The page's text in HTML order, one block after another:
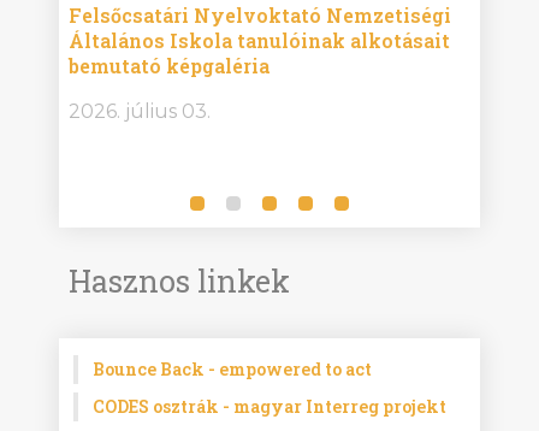
Felsőcsatári Nyelvoktató Nemzetiségi
Általános Iskola tanulóinak alkotásait
bemutató képgaléria
2026. július 03.
Hasznos linkek
Bounce Back - empowered to act
CODES osztrák - magyar Interreg projekt